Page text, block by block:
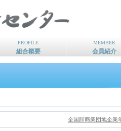
全国卸商業団地企業
PROFILE
組合概要
MEMBER
会員紹介